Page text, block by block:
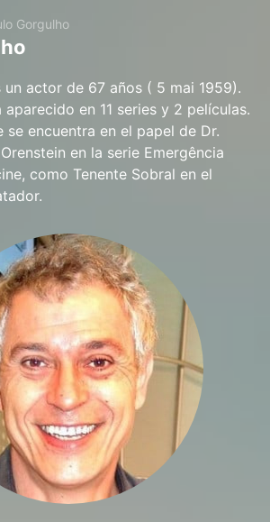
Gorgulho
un actor de 67 años ( 5 mai 1959).
aparecido en 11 series y 2 películas.
se encuentra en el papel de Dr.
en la serie Emergência
como Tenente Sobral en el